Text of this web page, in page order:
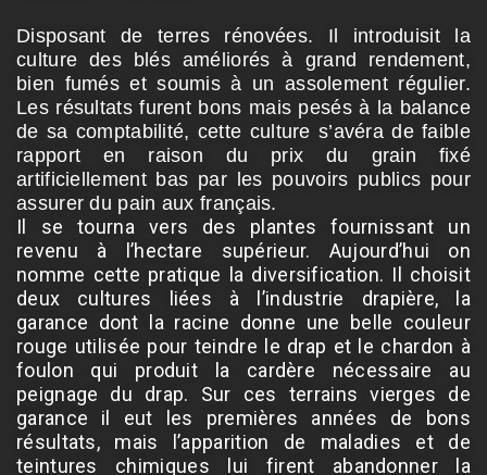
Disposant de terres rénovées. Il introduisit la
culture des blés améliorés à grand rendement,
bien fumés et soumis à un assolement régulier.
Les résultats furent bons mais pesés à la balance
de sa comptabilité, cette culture s’avéra de faible
rapport en raison du prix du grain fixé
artificiellement bas par les pouvoirs publics pour
assurer du pain aux français.
Il se tourna vers des plantes fournissant un
revenu à l’hectare supérieur. Aujourd’hui on
nomme cette pratique la diversification. Il choisit
deux cultures liées à l’industrie drapière, la
garance dont la racine donne une belle couleur
rouge utilisée pour teindre le drap et le chardon à
foulon qui produit la cardère nécessaire au
peignage du drap. Sur ces terrains vierges de
garance il eut les premières années de bons
résultats, mais l’apparition de maladies et de
teintures chimiques lui firent abandonner la